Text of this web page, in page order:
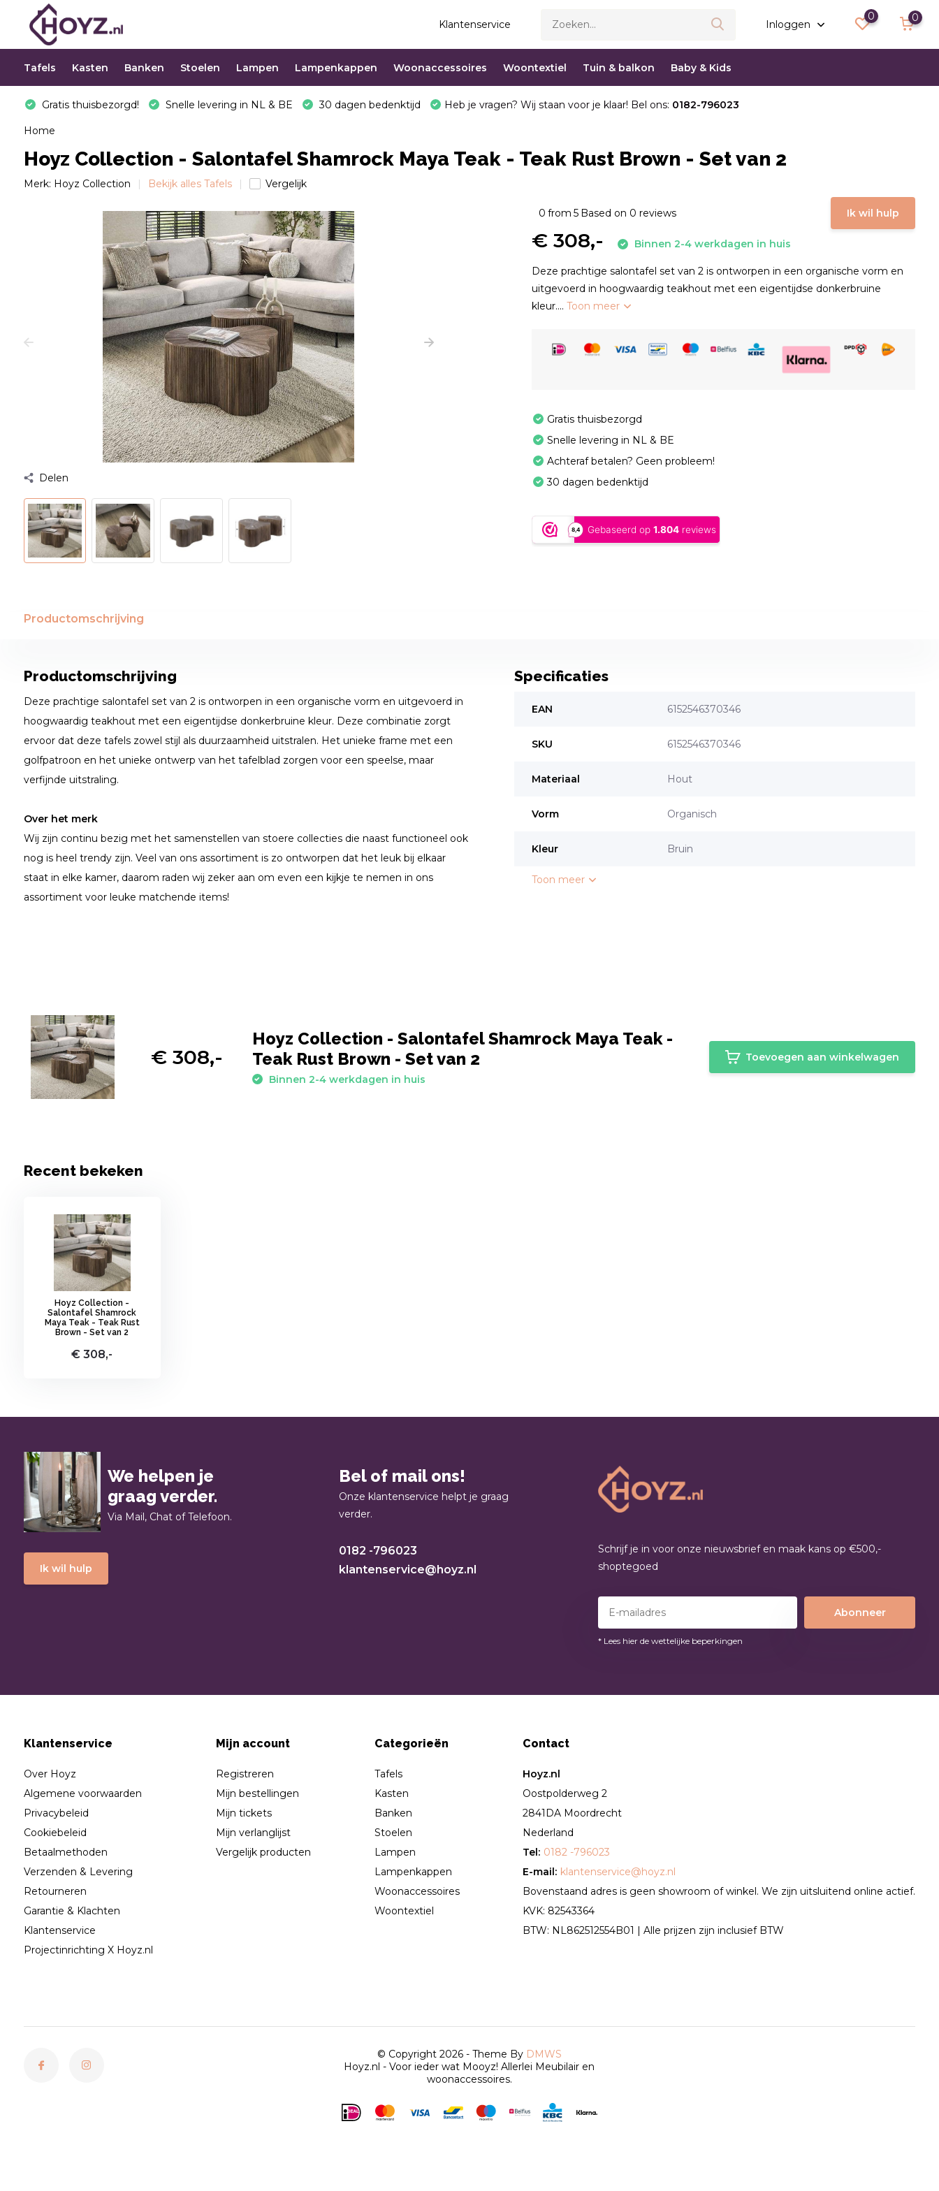
Klantenservice Inloggen
0 0
Tafels Kasten Banken Stoelen Lampen Lampenkappen Woonaccessoires Woontextiel Tuin & balkon Baby & Kids
Gratis thuisbezorgd! Snelle levering in NL & BE 30 dagen bedenktijd Heb je vragen? Wij staan voor je klaar! Bel ons: 0182-796023
Home
Hoyz Collection - Salontafel Shamrock Maya Teak - Teak Rust Brown - Set van 2
Merk: Hoyz Collection Bekijk alles Tafels Vergelijk
Delen
0 from 5 Based on 0 reviews Ik wil hulp
€ 308,- Binnen 2-4 werkdagen in huis
Deze prachtige salontafel set van 2 is ontworpen in een organische vorm en
uitgevoerd in hoogwaardig teakhout met een eigentijdse donkerbruine
kleur....Toon meer
Gratis thuisbezorgd
Snelle levering in NL & BE
Achteraf betalen? Geen probleem!
30 dagen bedenktijd
Productomschrijving
Productomschrijving
Deze prachtige salontafel set van 2 is ontworpen in een organische vorm en uitgevoerd in
hoogwaardig teakhout met een eigentijdse donkerbruine kleur. Deze combinatie zorgt
ervoor dat deze tafels zowel stijl als duurzaamheid uitstralen. Het unieke frame met een
golfpatroon en het unieke ontwerp van het tafelblad zorgen voor een speelse, maar
verfijnde uitstraling.
Over het merk
Wij zijn continu bezig met het samenstellen van stoere collecties die naast functioneel ook
nog is heel trendy zijn. Veel van ons assortiment is zo ontworpen dat het leuk bij elkaar
staat in elke kamer, daarom raden wij zeker aan om even een kijkje te nemen in ons
assortiment voor leuke matchende items!
Specificaties
EAN 6152546370346
SKU 6152546370346
Materiaal Hout
Vorm Organisch
Kleur Bruin
Toon meer
€ 308,-
Hoyz Collection - Salontafel Shamrock Maya Teak -
Teak Rust Brown - Set van 2
Binnen 2-4 werkdagen in huis
Toevoegen aan winkelwagen
Recent bekeken
Hoyz Collection -
Salontafel Shamrock
Maya Teak - Teak Rust
Brown - Set van 2
€ 308,-
We helpen je
graag verder.
Via Mail, Chat of Telefoon.
Ik wil hulp
Bel of mail ons!
Onze klantenservice helpt je graag
verder.
0182 -796023
klantenservice@hoyz.nl
Schrijf je in voor onze nieuwsbrief en maak kans op €500,-
shoptegoed
Abonneer
* Lees hier de wettelijke beperkingen
Klantenservice
Over Hoyz
Algemene voorwaarden
Privacybeleid
Cookiebeleid
Betaalmethoden
Verzenden & Levering
Retourneren
Garantie & Klachten
Klantenservice
Projectinrichting X Hoyz.nl
Mijn account
Registreren
Mijn bestellingen
Mijn tickets
Mijn verlanglijst
Vergelijk producten
Categorieën
Tafels
Kasten
Banken
Stoelen
Lampen
Lampenkappen
Woonaccessoires
Woontextiel
Contact
Hoyz.nl
Oostpolderweg 2
2841DA Moordrecht
Nederland
Tel: 0182 -796023
E-mail: klantenservice@hoyz.nl
Bovenstaand adres is geen showroom of winkel. We zijn uitsluitend online actief.
KVK: 82543364
BTW: NL862512554B01 | Alle prijzen zijn inclusief BTW
© Copyright 2026 - Theme By DMWS
Hoyz.nl - Voor ieder wat Mooyz! Allerlei Meubilair en
woonaccessoires.